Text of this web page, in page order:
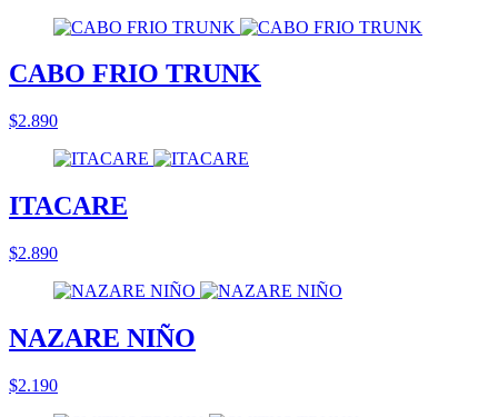
CABO FRIO TRUNK
$2.890
ITACARE
$2.890
NAZARE NIÑO
$2.190